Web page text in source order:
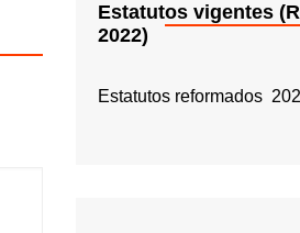
Estatutos vigentes
2022)
Estatutos reformados